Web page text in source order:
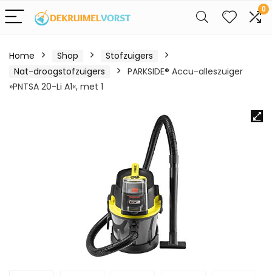
0
Home Shop
Stofzuigers
Nat-droogstofzuigers
PARKSIDE® Accu-alleszuiger
»PNTSA 20-Li A1«, met 1